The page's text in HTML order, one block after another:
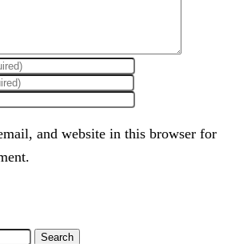
and website in this browser for
Search